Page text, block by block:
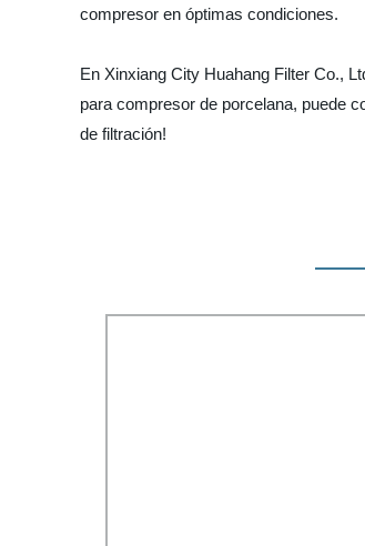
compresor en óptimas condiciones.
En Xinxiang City Huahang Filter Co.,
para compresor de porcelana, puede
de filtración!